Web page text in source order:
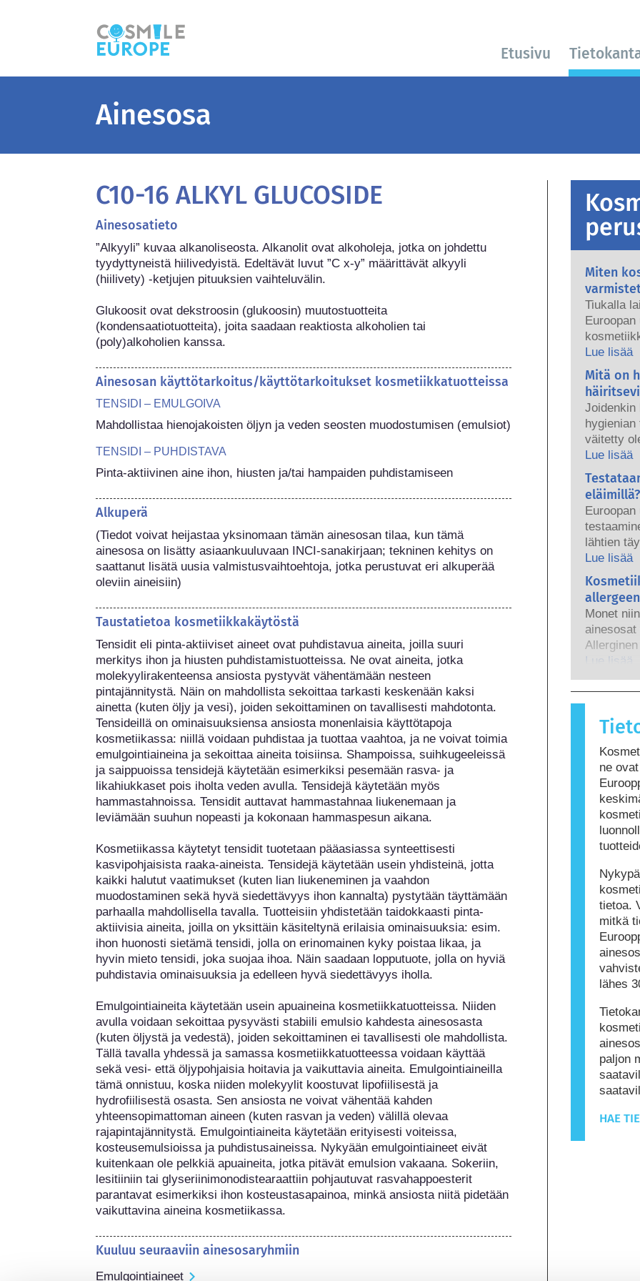
Etusivu
Ainesosa
C10-16 ALKYL GLUCOSIDE
Ainesosatieto
”Alkyyli” kuvaa alkanoliseosta. Alkanolit ovat alkoholeja, jotka on johdettu
tyydyttyneistä hiilivedyistä. Edeltävät luvut ”C x-y” määrittävät alkyyli
(hiilivety) -ketjujen pituuksien vaihteluvälin.
Glukoosit ovat dekstroosin (glukoosin) muutostuotteita
(kondensaatiotuotteita), joita saadaan reaktiosta alkoholien tai
(poly)alkoholien kanssa.
Ainesosan käyttötarkoitus/käyttötarkoitukset kosmetiikkatuotteissa
TENSIDI – EMULGOIVA
Mahdollistaa hienojakoisten öljyn ja veden seosten muodostumisen (emulsiot)
TENSIDI – PUHDISTAVA
Pinta-aktiivinen aine ihon, hiusten ja/tai hampaiden puhdistamiseen
Alkuperä
(Tiedot voivat heijastaa yksinomaan tämän ainesosan tilaa, kun tämä
ainesosa on lisätty asiaankuuluvaan INCI-sanakirjaan; tekninen kehitys on
saattanut lisätä uusia valmistusvaihtoehtoja, jotka perustuvat eri alkuperää
oleviin aineisiin)
Taustatietoa kosmetiikkakäytöstä
Tensidit eli pinta-aktiiviset aineet ovat puhdistavua aineita, joilla suuri
merkitys ihon ja hiusten puhdistamistuotteissa. Ne ovat aineita, jotka
molekyylirakenteensa ansiosta pystyvät vähentämään nesteen
pintajännitystä. Näin on mahdollista sekoittaa tarkasti keskenään kaksi
ainetta (kuten öljy ja vesi), joiden sekoittaminen on tavallisesti mahdotonta.
Tensideillä on ominaisuuksiensa ansiosta monenlaisia käyttötapoja
kosmetiikassa: niillä voidaan puhdistaa ja tuottaa vaahtoa, ja ne voivat toimia
emulgointiaineina ja sekoittaa aineita toisiinsa. Shampoissa, suihkugeeleissä
ja saippuoissa tensidejä käytetään esimerkiksi pesemään rasva- ja
likahiukkaset pois iholta veden avulla. Tensidejä käytetään myös
hammastahnoissa. Tensidit auttavat hammastahnaa liukenemaan ja
leviämään suuhun nopeasti ja kokonaan hammaspesun aikana.
Kosmetiikassa käytetyt tensidit tuotetaan pääasiassa synteettisesti
kasvipohjaisista raaka-aineista. Tensidejä käytetään usein yhdisteinä, jotta
kaikki halutut vaatimukset (kuten lian liukeneminen ja vaahdon
muodostaminen sekä hyvä siedettävyys ihon kannalta) pystytään täyttämään
parhaalla mahdollisella tavalla. Tuotteisiin yhdistetään taidokkaasti pinta-
aktiivisia aineita, joilla on yksittäin käsiteltynä erilaisia ominaisuuksia: esim.
ihon huonosti sietämä tensidi, jolla on erinomainen kyky poistaa likaa, ja
hyvin mieto tensidi, joka suojaa ihoa. Näin saadaan lopputuote, jolla on hyviä
puhdistavia ominaisuuksia ja edelleen hyvä siedettävyys iholla.
Emulgointiaineita käytetään usein apuaineina kosmetiikkatuotteissa. Niiden
avulla voidaan sekoittaa pysyvästi stabiili emulsio kahdesta ainesosasta
(kuten öljystä ja vedestä), joiden sekoittaminen ei tavallisesti ole mahdollista.
Tällä tavalla yhdessä ja samassa kosmetiikkatuotteessa voidaan käyttää
sekä vesi- että öljypohjaisia hoitavia ja vaikuttavia aineita. Emulgointiaineilla
tämä onnistuu, koska niiden molekyylit koostuvat lipofiilisestä ja
hydrofiilisestä osasta. Sen ansiosta ne voivat vähentää kahden
yhteensopimattoman aineen (kuten rasvan ja veden) välillä olevaa
rajapintajännitystä. Emulgointiaineita käytetään erityisesti voiteissa,
kosteusemulsioissa ja puhdistusaineissa. Nykyään emulgointiaineet eivät
kuitenkaan ole pelkkiä apuaineita, jotka pitävät emulsion vakaana. Sokeriin,
lesitiiniin tai glyseriinimonodistearaattiin pohjautuvat rasvahappoesterit
parantavat esimerkiksi ihon kosteustasapainoa, minkä ansiosta niitä pidetään
vaikuttavina aineina kosmetiikassa.
Kuuluu seuraaviin ainesosaryhmiin
Emulgointiaineet
Miten
Tiukalla
tuotteet
ovat
Lue lisää
Mitä on
Joidenkin
väitetty
aineita,
aine voi
häiritsee
vain
osoitettu
Pätevien
Lue lisää
lähtien
aikana –
käyttää
Lue lisää
Monet
reaktion
Tämä ei
Lue lisää
ne
tietoa.
mitkä
lähes
paljon
HAE